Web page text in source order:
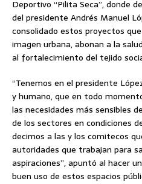
Deportivo “Pilita Seca”, donde
del presidente Andrés Manuel
consolidado estos proyectos
imagen urbana, abonan a la
al fortalecimiento del tejido
“Tenemos en el presidente
y humano, que en todo
las necesidades más sensibles
de los sectores en condiciones
decimos a las y los comitecos
autoridades que trabajan para
aspiraciones”, apuntó al hacer
buen uso de estos espacios